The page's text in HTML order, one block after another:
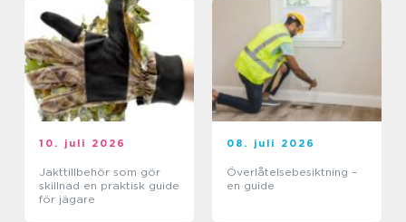
10. juli 2026
Jakttillbehör som gör
skillnad en praktisk guide
för jägare
08. juli 2026
Överlåtelsebesiktning –
en guide